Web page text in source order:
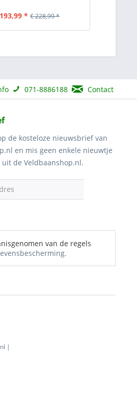
* € 228,99 *
071-8886188 Contact
de kosteloze nieuwsbrief van
en mis geen enkele nieuwtje
de Veldbaanshop.nl.
van de regels
|